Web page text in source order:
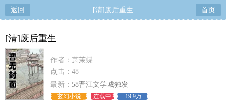
返回 [清]废后重生 首页
[清]废后重生
作者：萧茉蝶
点击：48
最新： 58晋江文学城独发
玄幻小说 连载中 19.9万